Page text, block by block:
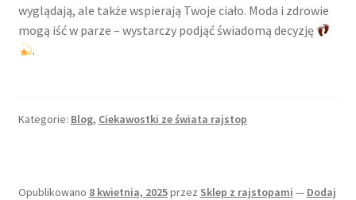
wyglądają, ale także wspierają Twoje ciało. Moda i zdrowie
mogą iść w parze – wystarczy podjąć świadomą decyzję
.
Kategorie: Blog, Ciekawostki ze świata rajstop
Opublikowano 8 kwietnia, 2025przez Sklep z rajstopami — Dodaj